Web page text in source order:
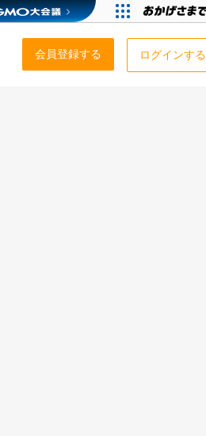
会員登録する ログインする